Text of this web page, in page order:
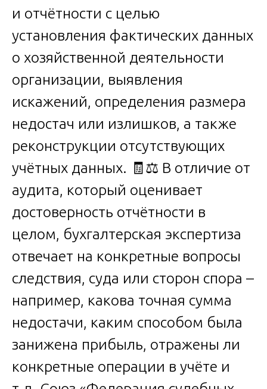
и отчётности с целью
установления фактических данных
о хозяйственной деятельности
организации, выявления
искажений, определения размера
недостач или излишков, а также
реконструкции отсутствующих
учётных данных. 🧾⚖️ В отличие от
аудита, который оценивает
достоверность отчётности в
целом, бухгалтерская экспертиза
отвечает на конкретные вопросы
следствия, суда или сторон спора –
например, какова точная сумма
недостачи, каким способом была
занижена прибыль, отражены ли
конкретные операции в учёте и